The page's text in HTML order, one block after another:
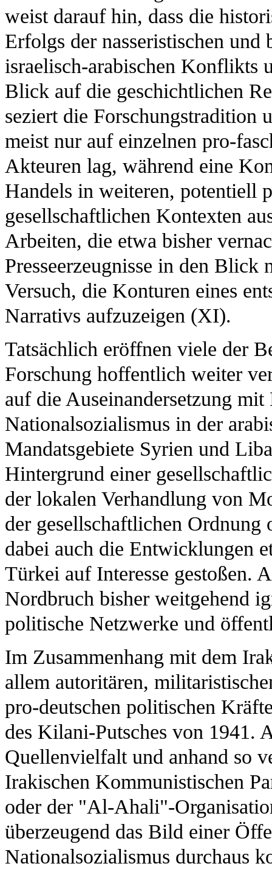
weist darauf hin, dass die
Erfolgs der nasseristischen
israelisch-arabischen Konflikts
Blick auf die geschichtlichen
seziert die Forschungstradition
meist nur auf einzelnen pro-
Akteuren lag, während eine
Handels in weiteren, potentiell
gesellschaftlichen Kontexten
Arbeiten, die etwa bisher
Presseerzeugnisse in den Blick
Versuch, die Konturen eines
Narrativs aufzuzeigen (XI).
Tatsächlich eröffnen viele der
Forschung hoffentlich weiter
auf die Auseinandersetzung
Nationalsozialismus in der
Mandatsgebiete Syrien und
Hintergrund einer
der lokalen Verhandlung von
der gesellschaftlichen Ordnung
dabei auch die Entwicklungen
Türkei auf Interesse gestoßen.
Nordbruch bisher weitgehend
politische Netzwerke und
Im Zusammenhang mit dem
allem autoritären,
pro-deutschen politischen
des Kilani-Putsches von 1941.
Quellenvielfalt und anhand so
Irakischen Kommunistischen
oder der "Al-Ahali"-
überzeugend das Bild einer
Nationalsozialismus durchaus